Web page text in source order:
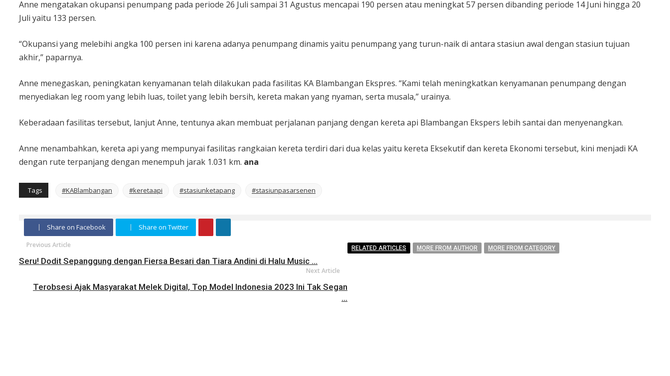
Anne mengatakan okupansi penumpang pada periode 26 Juli sampai 31 Agustus mencapai 190 persen atau meningkat 57 persen dibanding periode 14 Juni hingga 20
Juli yaitu 133 persen.
“Okupansi yang melebihi angka 100 persen ini karena adanya penumpang dinamis yaitu penumpang yang turun-naik di antara stasiun awal dengan stasiun tujuan
akhir,” paparnya.
Anne menegaskan, peningkatan kenyamanan telah dilakukan pada fasilitas KA Blambangan Ekspres. “Kami telah meningkatkan kenyamanan penumpang dengan
menyediakan leg room yang lebih luas, toilet yang lebih bersih, kereta makan yang nyaman, serta musala,” urainya.
Keberadaan fasilitas tersebut, lanjut Anne, tentunya akan membuat perjalanan panjang dengan kereta api Blambangan Ekspers lebih santai dan menyenangkan.
Anne menambahkan, kereta api yang mempunyai fasilitas rangkaian kereta terdiri dari dua kelas yaitu kereta Eksekutif dan kereta Ekonomi tersebut, kini menjadi KA
dengan rute terpanjang dengan menempuh jarak 1.031 km. ana
Tags #KABlambangan #keretaapi #stasiunketapang #stasiunpasarsenen
Share on Facebook Share on Twitter
Previous Article
Seru! Dodit Sepanggung dengan Fiersa Besari dan Tiara Andini di Halu Music ...
Next Article
Terobsesi Ajak Masyarakat Melek Digital, Top Model Indonesia 2023 Ini Tak Segan
...
RELATED ARTICLES MORE FROM AUTHOR MORE FROM CATEGORY